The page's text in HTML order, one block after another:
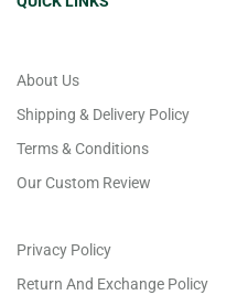
About Us
Shipping & Delivery Policy
Terms & Conditions
Our Custom Review
Privacy Policy
Return And Exchange Policy